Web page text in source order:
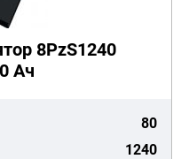
8PzS1240
Ач
80
1240